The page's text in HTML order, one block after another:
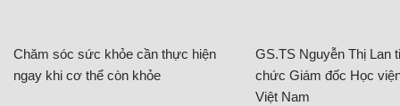
Chăm sóc sức khỏe cần thực hiện
ngay khi cơ thể còn khỏe
GS.TS Nguyễn Thị Lan
chức Giám đốc Học
Việt Nam